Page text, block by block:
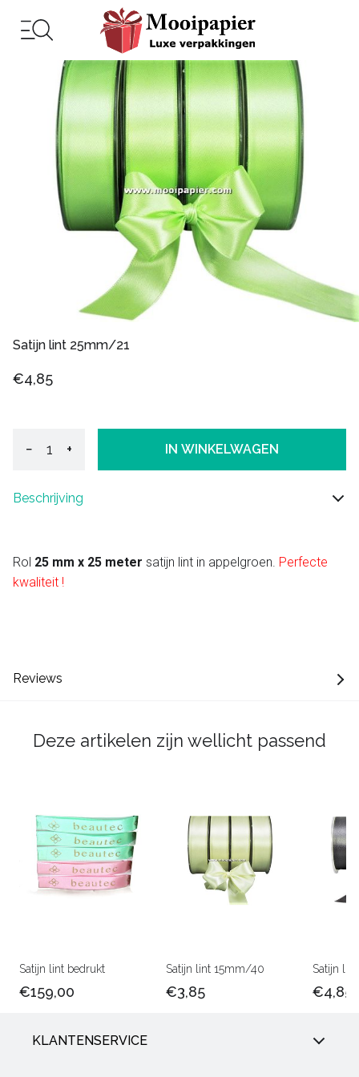
Satijn lint 25mm/21
€4,85
− + IN WINKELWAGEN
Beschrijving
Rol 25 mm x 25 meter satijn lint in appelgroen. Perfecte
kwaliteit !
Reviews
Deze artikelen zijn wellicht passend
Satijn lint bedrukt
€159,00
Satijn lint 15mm/40
€3,85
Satijn
€4,85
KLANTENSERVICE